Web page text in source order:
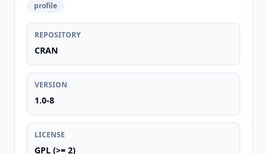
profile
REPOSITORY
CRAN
VERSION
1.0-8
LICENSE
GPL (>= 2)